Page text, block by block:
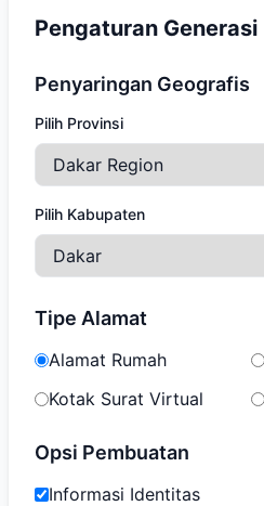
Pengaturan Generasi
Penyaringan Geografis
Pilih Provinsi
Pilih Kabupaten
Tipe Alamat
Alamat Rumah
Kotak Surat Virtual
Opsi Pembuatan
Informasi Identitas